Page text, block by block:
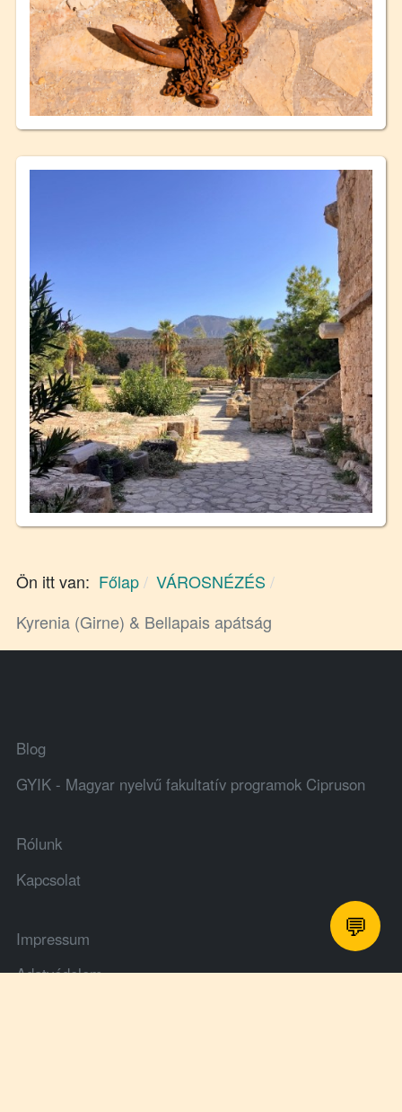
Ön itt van: Főlap
VÁROSNÉZÉS
Kyrenia (Girne) & Bellapais apátság
Blog
GYIK - Magyar nyelvű fakultatív programok Cipruson
Rólunk
Kapcsolat
Impressum
Adatvédelem
💬